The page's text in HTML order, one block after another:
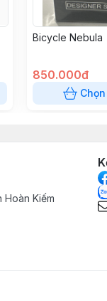
Bicycle Nebula
850.000đ
Hoàn Kiếm